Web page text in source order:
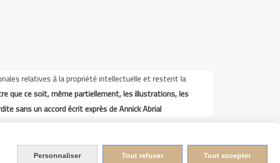
relatives à la propriété intellectuelle et restent la
que ce soit, même partiellement, les illustrations, les
sans un accord écrit exprès de Annick Abrial
Personnaliser Tout refuser Tout accepter